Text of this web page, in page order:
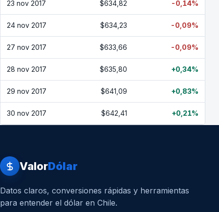
23 nov 2017 $634,82 -0,14%
24 nov 2017 $634,23 -0,09%
27 nov 2017 $633,66 -0,09%
28 nov 2017 $635,80 +0,34%
29 nov 2017 $641,09 +0,83%
30 nov 2017 $642,41 +0,21%
ValorDólar
Datos claros, conversiones rápidas y herramientas
para entender el dólar en Chile.